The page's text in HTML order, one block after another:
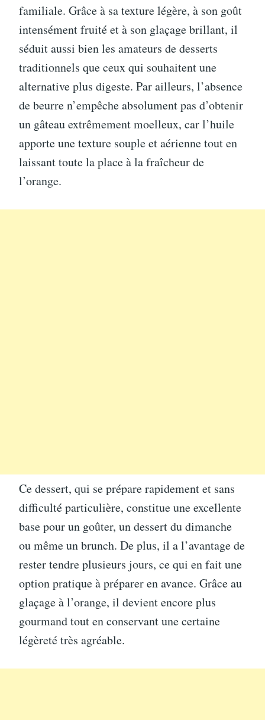
familiale. Grâce à sa texture légère, à son goût
intensément fruité et à son glaçage brillant, il
séduit aussi bien les amateurs de desserts
traditionnels que ceux qui souhaitent une
alternative plus digeste. Par ailleurs, l’absence
de beurre n’empêche absolument pas d’obtenir
un gâteau extrêmement moelleux, car l’huile
apporte une texture souple et aérienne tout en
laissant toute la place à la fraîcheur de
l’orange.
Ce dessert, qui se prépare rapidement et sans
difficulté particulière, constitue une excellente
base pour un goûter, un dessert du dimanche
ou même un brunch. De plus, il a l’avantage de
rester tendre plusieurs jours, ce qui en fait une
option pratique à préparer en avance. Grâce au
glaçage à l’orange, il devient encore plus
gourmand tout en conservant une certaine
légèreté très agréable.